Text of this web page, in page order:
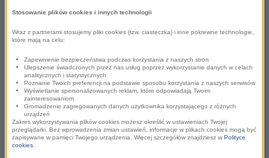
dzięki badaniom informacje pomagają w
konkretnej drogi i formy promocji gminy, miasta czy
kolejnej edycji Kongresu Innowacyjnego Marketingu
w Samorządach. Jednym z prelegentów będzie
Dawid Lasek, Podsekretarz Stanu w Ministerstwie
Sportu i Turystyki.
Zarządzanie jednostką samorządu terytorialnego w
Stosowanie plików cookies i innych technologii
Wraz z partnerami stosujemy pliki cookies (tzw. ciasteczka) i inne pokrewne technologie,
które mają na celu:
Zapewnienie bezpieczeństwa podczas korzystania z naszych stron
Ulepszenie świadczonych przez nas usług poprzez wykorzystanie danych w celach
analitycznych i statystycznych
Poznanie Twoich preferencji na podstawie sposobu korzystania z naszych serwisów
Wyświetlanie spersonalizowanych reklam, które odpowiadają Twoim
zainteresowaniom
Gromadzenie zagregowanych danych użytkownika korzystającego z różnych
urządzeń
Zakres wykorzystywania plików cookies możesz określić w ustawieniach Twojej
przeglądarki. Bez wprowadzenia zmian ustawień, informacje w plikach cookies mogą być
zapisywane w pamięci Twojego urządzenia. Więcej szczegółów znajdziesz w Polityce
cookies